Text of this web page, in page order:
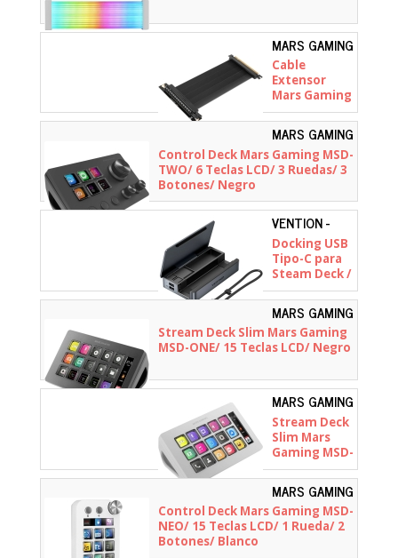
MARS GAMING
- MCAPCIE40
Cable
Extensor
Mars Gaming
MCA-PCIE40
MARS GAMING
- MSDTWO
Control Deck Mars Gaming MSD-
TWO/ 6 Teclas LCD/ 3 Ruedas/ 3
Botones/ Negro
VENTION -
TPZH0
Docking USB
Tipo-C para
Steam Deck /
Switch
Vention
TPZH0/
2xHDMI 4K/
3xUSB/
C/ 1xUSB
Tipo-C PD/
1xRJ45/
1xLector
Tarjetas/
Gris
MARS GAMING
- MSDONE
Stream Deck Slim Mars Gaming
MSD-ONE/ 15 Teclas LCD/ Negro
MARS GAMING
- MSDONEW
Stream Deck
Slim Mars
Gaming MSD-
ONE/ 15
Teclas LCD/
Blanco
MARS GAMING
- MSDNEOW
Control Deck Mars Gaming MSD-
NEO/ 15 Teclas LCD/ 1 Rueda/ 2
Botones/ Blanco